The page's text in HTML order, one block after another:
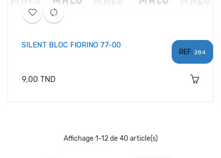
REF: 284
SILENT BLOC FIORINO 77-00
Prix
9,00 TND
Affichage 1-12 de 40 article(s)